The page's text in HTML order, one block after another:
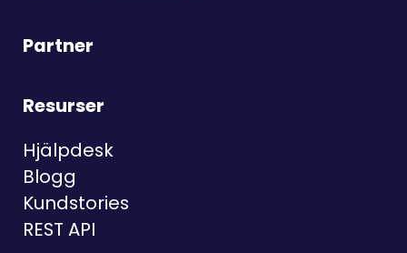
Partner
Resurser
Hjälpdesk
Blogg
Kundstories
REST API